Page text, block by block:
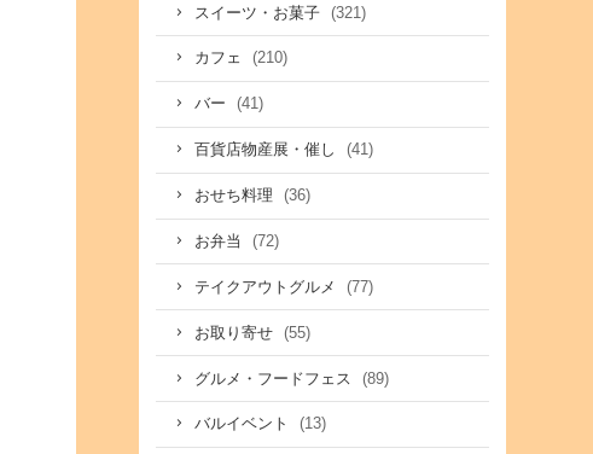
スイーツ・お菓子 (321)
カフェ (210)
バー (41)
百貨店物産展・催し (41)
おせち料理 (36)
お弁当 (72)
テイクアウトグルメ (77)
お取り寄せ (55)
グルメ・フードフェス (89)
バルイベント (13)